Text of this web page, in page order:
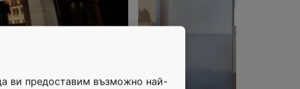
ви предоставим възможно най-